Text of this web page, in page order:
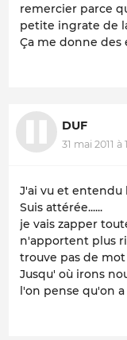
remercier parce
petite ingrate de
Ça me donne des
DUF
31 mai 2011 à
J'ai vu et entendu
Suis attérée......
je vais zapper
n'apportent plus
trouve pas de mot
Jusqu' où irons
l'on pense qu'on